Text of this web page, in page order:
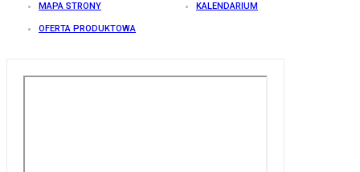
MAPA STRONY KALENDARIUM
OFERTA PRODUKTOWA